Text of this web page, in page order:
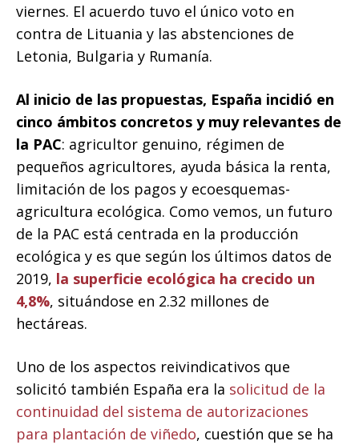
viernes. El acuerdo tuvo el único voto en
contra de Lituania y las abstenciones de
Letonia, Bulgaria y Rumanía.
Al inicio de las propuestas, España incidió en
cinco ámbitos concretos y muy relevantes de
la PAC: agricultor genuino, régimen de
pequeños agricultores, ayuda básica la renta,
limitación de los pagos y ecoesquemas-
agricultura ecológica. Como vemos, un futuro
de la PAC está centrada en la producción
ecológica y es que según los últimos datos de
2019, la superficie ecológica ha crecido un
4,8%, situándose en 2.32 millones de
hectáreas.
Uno de los aspectos reivindicativos que
solicitó también España era la solicitud de la
continuidad del sistema de autorizaciones
para plantación de viñedo, cuestión que se ha